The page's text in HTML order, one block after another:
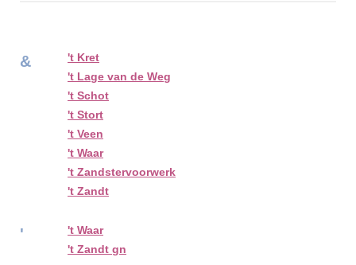
&
't Kret
't Lage van de Weg
't Schot
't Stort
't Veen
't Waar
't Zandstervoorwerk
't Zandt
'
't Waar
't Zandt gn